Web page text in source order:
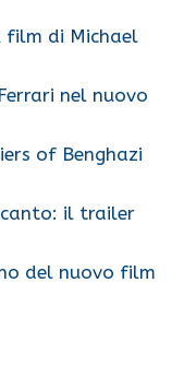
film di Michael
nel nuovo
of Benghazi
il trailer
del nuovo film